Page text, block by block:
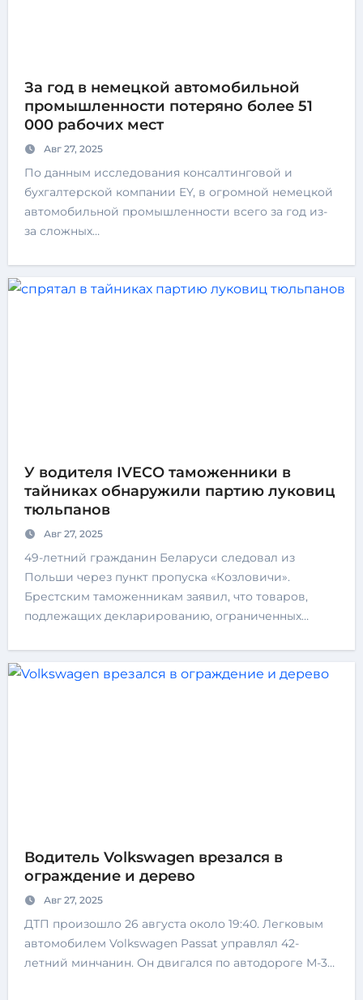
За год в немецкой автомобильной
промышленности потеряно более 51
000 рабочих мест
Авг 27, 2025
По данным исследования консалтинговой и
бухгалтерской компании EY, в огромной немецкой
автомобильной промышленности всего за год из-
за сложных…
У водителя IVECO таможенники в
тайниках обнаружили партию луковиц
тюльпанов
Авг 27, 2025
49-летний гражданин Беларуси следовал из
Польши через пункт пропуска «Козловичи».
Брестским таможенникам заявил, что товаров,
подлежащих декларированию, ограниченных…
Водитель Volkswagen врезался в
ограждение и дерево
Авг 27, 2025
ДТП произошло 26 августа около 19:40. Легковым
автомобилем Volkswagen Passat управлял 42-
летний минчанин. Он двигался по автодороге М-3…